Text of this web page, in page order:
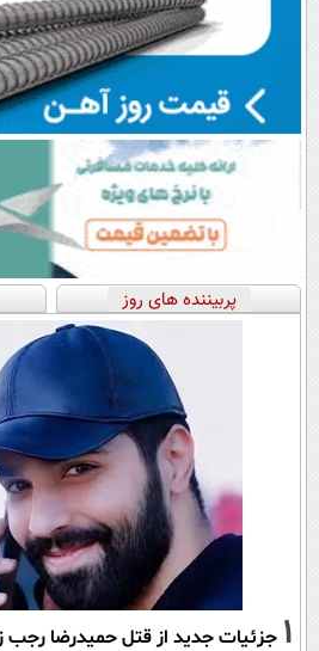
پربیننده های روز
1 جزئیات جدید از قتل حمیدرضا رجب